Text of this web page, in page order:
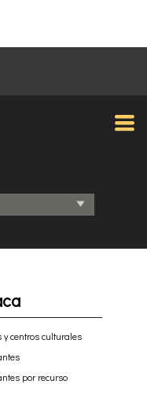
y centros culturales
por recurso